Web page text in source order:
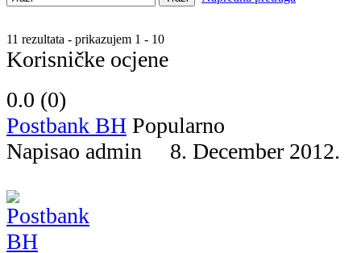
11 rezultata - prikazujem 1 - 10
Korisničke ocjene
0.0 (0)
Postbank BH Popularno
Napisao admin 8. December